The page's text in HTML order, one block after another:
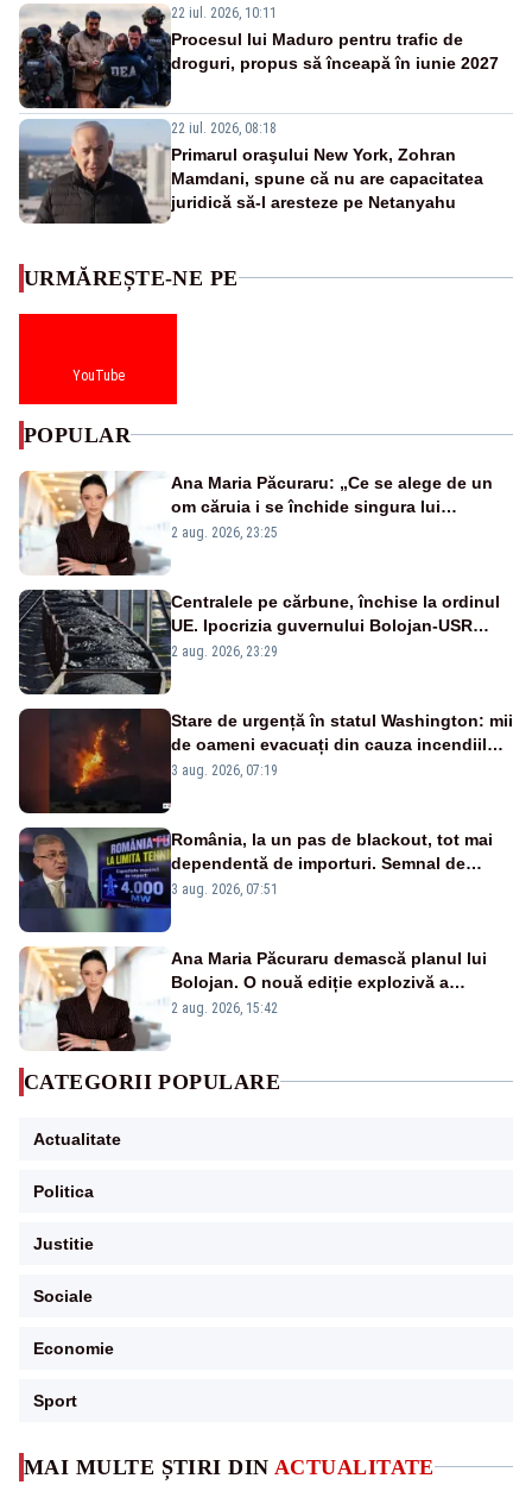
22 iul. 2026, 10:11
Procesul lui Maduro pentru trafic de
droguri, propus să înceapă în iunie 2027
22 iul. 2026, 08:18
Primarul oraşului New York, Zohran
Mamdani, spune că nu are capacitatea
juridică să-l aresteze pe Netanyahu
MAI MULTE ȘTIRI DIN ACTUALITATE
URMĂREȘTE-NE PE
YouTube
POPULAR
Ana Maria Păcuraru: „Ce se alege de un
om căruia i se închide singura lui
portiță?”
2 aug. 2026, 23:25
Centralele pe cărbune, închise la ordinul
UE. Ipocrizia guvernului Bolojan-USR
după starea de alertă
2 aug. 2026, 23:29
Stare de urgență în statul Washington: mii
de oameni evacuați din cauza incendiilor
puternice de vegetație
3 aug. 2026, 07:19
România, la un pas de blackout, tot mai
dependentă de importuri. Semnal de
alarmă tras de un expert în energie
3 aug. 2026, 07:51
Ana Maria Păcuraru demască planul lui
Bolojan. O nouă ediție explozivă a
emisiunii „Miza Zilei” la Realitatea PLUS
2 aug. 2026, 15:42
CATEGORII POPULARE
Actualitate
Politica
Justitie
Sociale
Economie
Sport